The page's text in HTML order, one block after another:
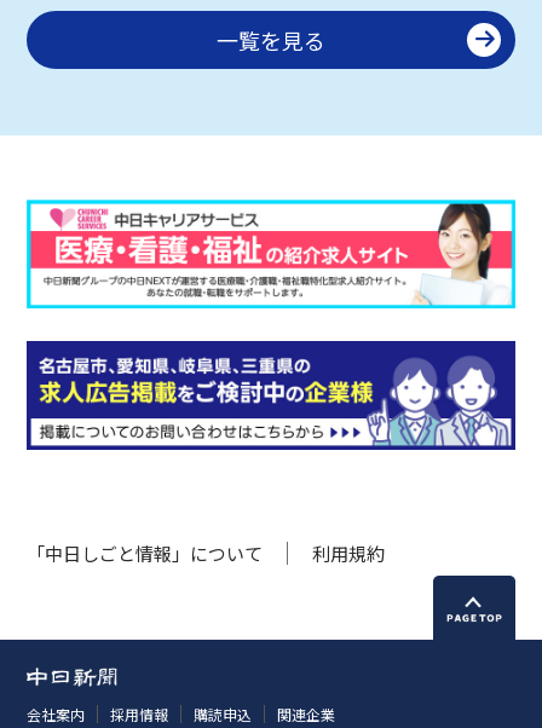
一覧を見る
「中日しごと情報」について 利用規約
会社案内 採用情報 購読申込 関連企業